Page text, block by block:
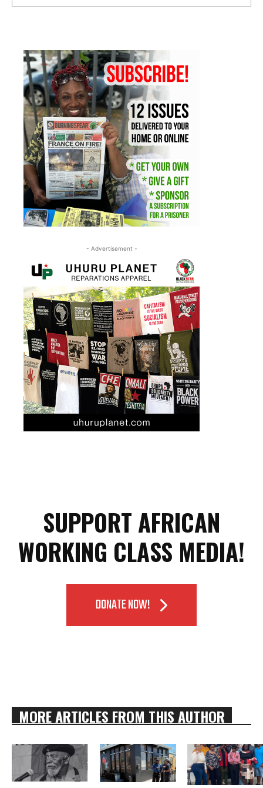
- Advertisement -
SUPPORT AFRICAN
WORKING CLASS MEDIA!
DONATE NOW!
MORE ARTICLES FROM THIS AUTHOR